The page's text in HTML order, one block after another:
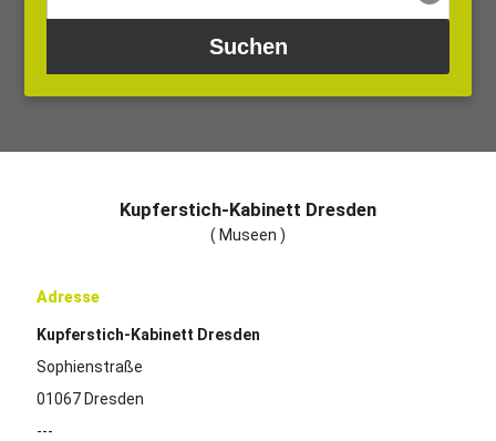
Kupferstich-Kabinett Dresden
( Museen )
Adresse
Kupferstich-Kabinett Dresden
Sophienstraße
01067 Dresden
---